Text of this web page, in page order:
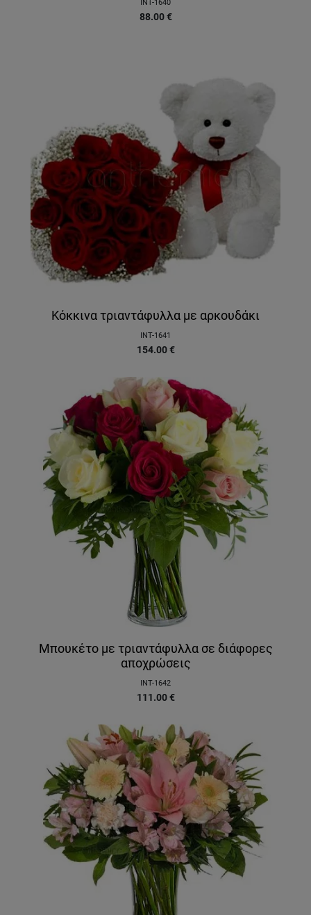
INT-1640
88.00 €
Κόκκινα τριαντάφυλλα με αρκουδάκι
INT-1641
154.00 €
Μπουκέτο με τριαντάφυλλα σε διάφορες
αποχρώσεις
INT-1642
111.00 €